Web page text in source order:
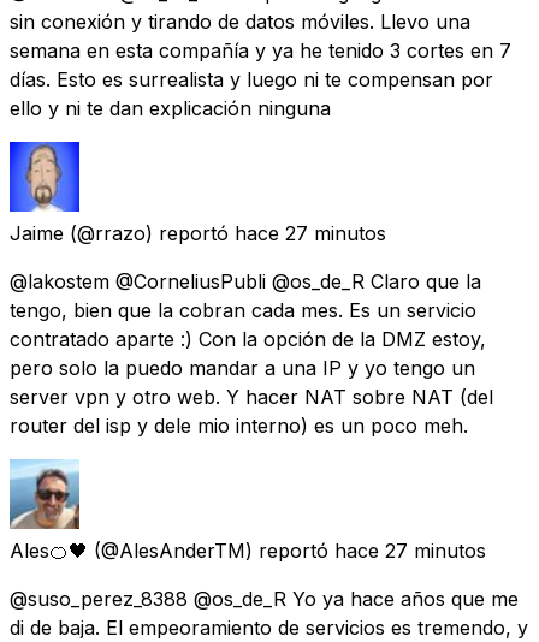
sin conexión y tirando de datos móviles. Llevo una
semana en esta compañía y ya he tenido 3 cortes en 7
días. Esto es surrealista y luego ni te compensan por
ello y ni te dan explicación ninguna
Jaime (@rrazo) reportó hace 27 minutos
@lakostem @CorneliusPubli @os_de_R Claro que la
tengo, bien que la cobran cada mes. Es un servicio
contratado aparte :) Con la opción de la DMZ estoy,
pero solo la puedo mandar a una IP y yo tengo un
server vpn y otro web. Y hacer NAT sobre NAT (del
router del isp y dele mio interno) es un poco meh.
Ales🍊🖤 (@AlesAnderTM) reportó hace 27 minutos
@suso_perez_8388 @os_de_R Yo ya hace años que me
di de baja. El empeoramiento de servicios es tremendo, y